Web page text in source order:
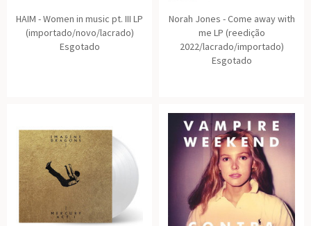
HAIM - Women in music pt. III LP
(importado/novo/lacrado)
Esgotado
Norah Jones - Come away with
me LP (reedição
2022/lacrado/importado)
Esgotado